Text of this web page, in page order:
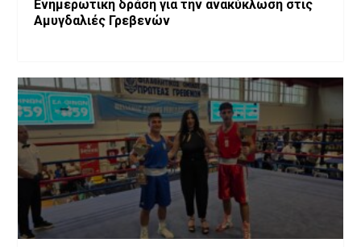
Ενημερωτική δράση για την ανακύκλωση στις
Αμυγδαλιές Γρεβενών